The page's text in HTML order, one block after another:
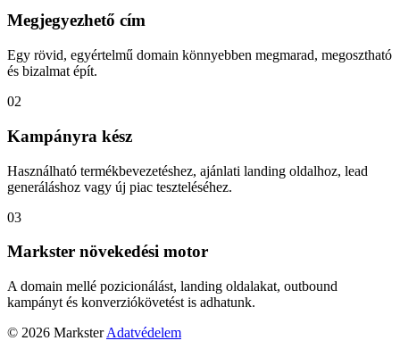
Megjegyezhető cím
Egy rövid, egyértelmű domain könnyebben megmarad, megosztható
és bizalmat épít.
02
Kampányra kész
Használható termékbevezetéshez, ajánlati landing oldalhoz, lead
generáláshoz vagy új piac teszteléséhez.
03
Markster növekedési motor
A domain mellé pozicionálást, landing oldalakat, outbound
kampányt és konverziókövetést is adhatunk.
© 2026 Markster Adatvédelem